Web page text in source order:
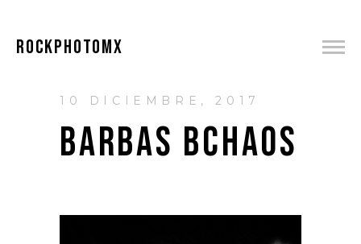
ROCKPHOTOMX
10 DICIEMBRE, 2017
BARBAS BCHAOS